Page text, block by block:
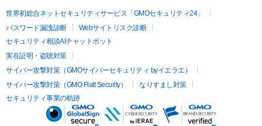
世界初総合ネットセキュリティサービス「GMOセキュリティ24」
パスワード漏洩診断
Webサイトリスク診断
セキュリティ相談AIチャットボット
実在証明・盗聴対策
サイバー攻撃対策（GMOサイバーセキュリティ byイエラエ）
サイバー攻撃対策（GMO Flatt Security）
なりすまし対策
セキュリティ事業の軌跡